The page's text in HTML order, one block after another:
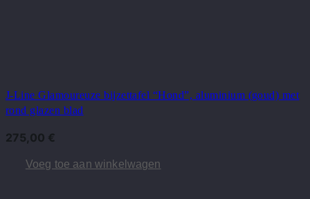
J-Line Glamoureuze bijzettafel “Hond”, aluminium (goud) met
rond glazen blad
275,00 €
Voeg toe aan winkelwagen